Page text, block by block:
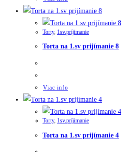
Torty, 1sv.príjimanie
Torta na 1.sv prijímanie 8
Viac info
Torty, 1sv.príjimanie
Torta na 1.sv prijímanie 4